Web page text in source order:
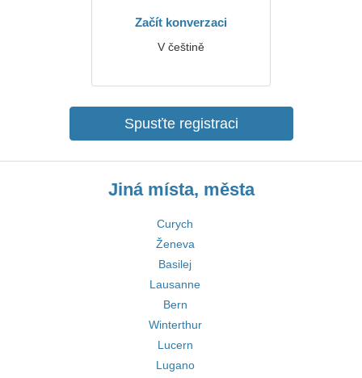
Začít konverzaci
V češtině
Spusťte registraci
Jiná místa, města
Curych
Ženeva
Basilej
Lausanne
Bern
Winterthur
Lucern
Lugano